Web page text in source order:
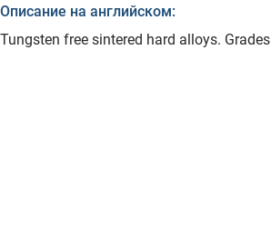
Описание на английском:
Tungsten free sintered hard alloys. Grades